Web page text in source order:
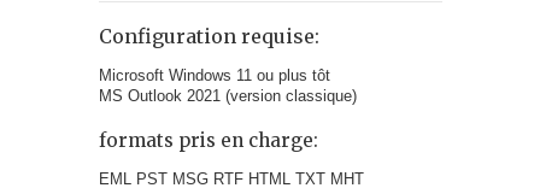
Configuration requise:
Microsoft Windows 11 ou plus tôt
MS Outlook 2021 (version classique)
formats pris en charge:
EML PST MSG RTF HTML TXT MHT